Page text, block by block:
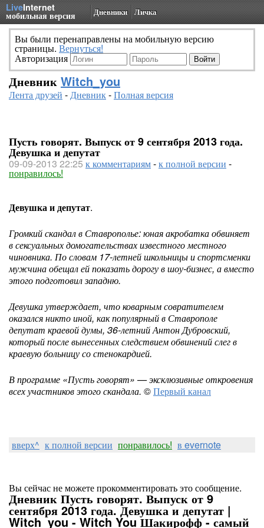
LiveInternet
мобильная версия Дневники Личка
Вы были перенаправлены на мобильную версию
страницы. Вернуться!
Авторизация
Дневник Witch_you
Лента друзей -Дневник-Полная версия
Пусть говорят. Выпуск от 9 сентября 2013 года.
Девушка и депутат
09-09-2013 22:25 к комментариям-к полной версии -
понравилось!
Девушка и депутат.
Громкий скандал в Ставрополье: юная акробатка обвиняет
в сексуальных домогательствах известного местного
чиновника. По словам 17-летней школьницы и спортсменки
мужчина обещал ей показать дорогу в шоу-бизнес, а вместо
этого подготовил западню.
Девушка утверждает, что коварным совратителем
оказался никто иной, как популярный в Ставрополе
депутат краевой думы, 36-летний Антон Дубровский,
который после вынесенных следствием обвинений слег в
краевую больницу со стенокардией.
В программе «Пусть говорят» — эксклюзивные откровения
всех участников этого скандала. ©Первый канал
вверх^ к полной версии понравилось! в evernote
Вы сейчас не можете прокомментировать это сообщение.
Дневник Пусть говорят. Выпуск от 9
сентября 2013 года. Девушка и депутат |
Witch_you - Witch You Шакирофф - самый